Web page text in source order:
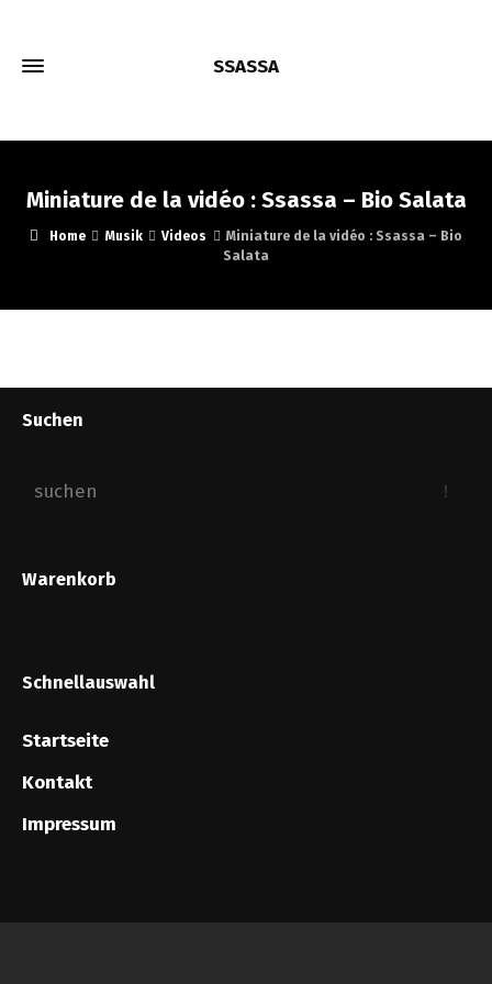
SSASSA
Miniature de la vidéo : Ssassa – Bio Salata
Home Musik Videos
Miniature de la vidéo : Ssassa – Bio
Salata
Suchen
Warenkorb
Schnellauswahl
Startseite
Kontakt
Impressum